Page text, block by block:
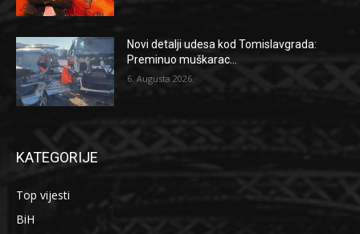
Novi detalji udesa kod Tomislavgrada:
Preminuo muškarac...
6. Augusta 2026.
KATEGORIJE
Top vijesti
BiH